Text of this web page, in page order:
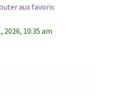
aux favoris
2026, 10:35 am